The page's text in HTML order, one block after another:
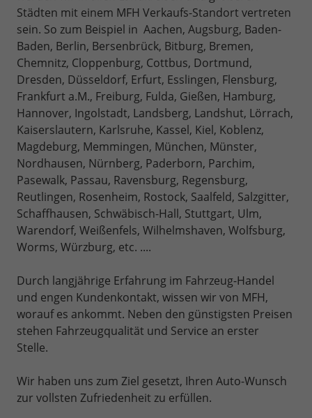
Städten mit einem MFH Verkaufs-Standort vertreten
sein. So zum Beispiel in Aachen, Augsburg, Baden-
Baden, Berlin, Bersenbrück, Bitburg, Bremen,
Chemnitz, Cloppenburg, Cottbus, Dortmund,
Dresden, Düsseldorf, Erfurt, Esslingen, Flensburg,
Frankfurt a.M., Freiburg, Fulda, Gießen, Hamburg,
Hannover, Ingolstadt, Landsberg, Landshut, Lörrach,
Kaiserslautern, Karlsruhe, Kassel, Kiel, Koblenz,
Magdeburg, Memmingen, München, Münster,
Nordhausen, Nürnberg, Paderborn, Parchim,
Pasewalk, Passau, Ravensburg, Regensburg,
Reutlingen, Rosenheim, Rostock, Saalfeld, Salzgitter,
Schaffhausen, Schwäbisch-Hall, Stuttgart, Ulm,
Warendorf, Weißenfels, Wilhelmshaven, Wolfsburg,
Worms, Würzburg, etc. ....
Durch langjährige Erfahrung im Fahrzeug-Handel
und engen Kundenkontakt, wissen wir von MFH,
worauf es ankommt. Neben den günstigsten Preisen
stehen Fahrzeugqualität und Service an erster
Stelle.
Wir haben uns zum Ziel gesetzt, Ihren Auto-Wunsch
zur vollsten Zufriedenheit zu erfüllen.